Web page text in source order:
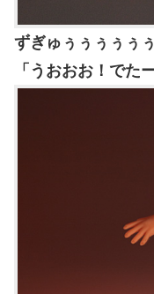
ずぎゅぅぅぅぅぅ
「うおおお！でた